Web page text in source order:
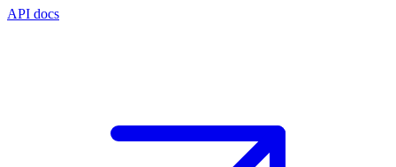
API docs